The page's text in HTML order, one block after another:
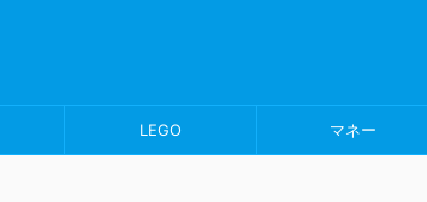
LEGO マネー